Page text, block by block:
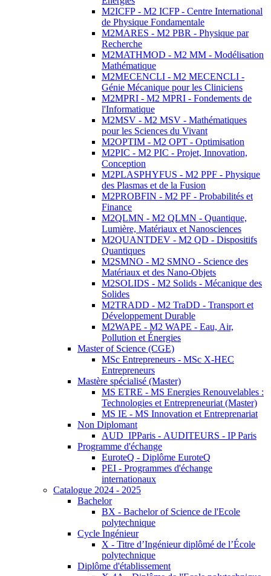
M2ICFP - M2 ICFP - Centre International
de Physique Fondamentale
M2MARES - M2 PBR - Physique par
Recherche
M2MATHMOD - M2 MM - Modélisation
Mathématique
M2MECENCLI - M2 MECENCLI -
Génie Mécanique pour les Cliniciens
M2MPRI - M2 MPRI - Fondements de
l'Informatique
M2MSV - M2 MSV - Mathématiques
pour les Sciences du Vivant
M2OPTIM - M2 OPT - Optimisation
M2PIC - M2 PIC - Projet, Innovation,
Conception
M2PLASPHYFUS - M2 PPF - Physique
des Plasmas et de la Fusion
M2PROBFIN - M2 PF - Probabilités et
Finance
M2QLMN - M2 QLMN - Quantique,
Lumière, Matériaux et Nanosciences
M2QUANTDEV - M2 QD - Dispositifs
Quantiques
M2SMNO - M2 SMNO - Science des
Matériaux et des Nano-Objets
M2SOLIDS - M2 Solids - Mécanique des
Solides
M2TRADD - M2 TraDD - Transport et
Développement Durable
M2WAPE - M2 WAPE - Eau, Air,
Pollution et Énergies
Master of Science (CGE)
MSc Entrepreneurs - MSc X-HEC
Entrepreneurs
Mastère spécialisé (Master)
MS ETRE - MS Energies Renouvelables :
Technologies et Entrepreneuriat (Master)
MS IE - MS Innovation et Entreprenariat
Non Diplomant
AUD_IPParis - AUDITEURS - IP Paris
Programme d'échange
EuroteQ - Diplôme EuroteQ
PEI - Programmes d'échange
internationaux
Catalogue 2024 - 2025
Bachelor
BX - Bachelor of Science de l'Ecole
polytechnique
Cycle Ingénieur
X - Titre d’Ingénieur diplômé de l’École
polytechnique
Diplôme d'établissement